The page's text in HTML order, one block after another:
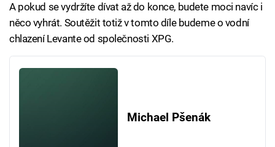
A pokud se vydržíte dívat až do konce, budete moci navíc i
něco vyhrát. Soutěžit totiž v tomto díle budeme o vodní
chlazení Levante od společnosti XPG.
Michael Pšenák